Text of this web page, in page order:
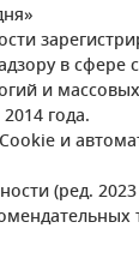
в сфере
и
года.
и
(ред. 2023